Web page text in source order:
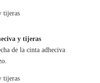
y tijeras
de la cinta adheciva